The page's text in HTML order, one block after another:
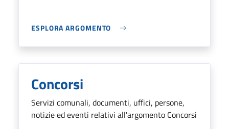
ESPLORA ARGOMENTO
Concorsi
Servizi comunali, documenti, uffici, persone,
notizie ed eventi relativi all'argomento Concorsi